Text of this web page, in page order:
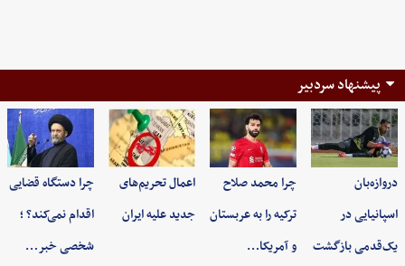
پیشنهاد سردبیر
دروازه‌بان
اسپانیایی در
یک‌قدمی بازگشت
چرا محمد صلاح
ترکیه را به عربستان
و آمریکا…
اعمال تحریم‌های
جدید علیه ایران
چرا دستگاه قضایی
اقدام نمی‌کند؟ ؛
شخصی خبر…